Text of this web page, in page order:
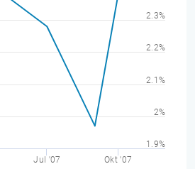
Jul '07 Okt '07
1.9%
2%
2.1%
2.2%
2.3%